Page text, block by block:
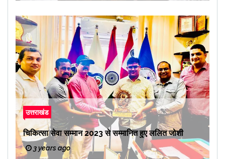
उत्तराखंड
चिकित्सा सेवा सम्मान 2023 से सम्मानित हुए ललित जोशी
3 years ago